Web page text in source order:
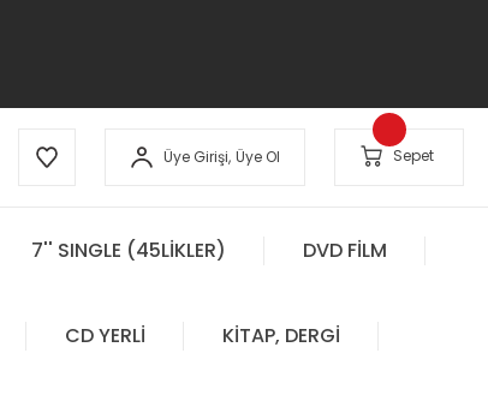
Üye Girişi, Üye Ol Sepet
7'' SINGLE (45LİKLER) DVD FİLM
CD YERLİ KİTAP, DERGİ